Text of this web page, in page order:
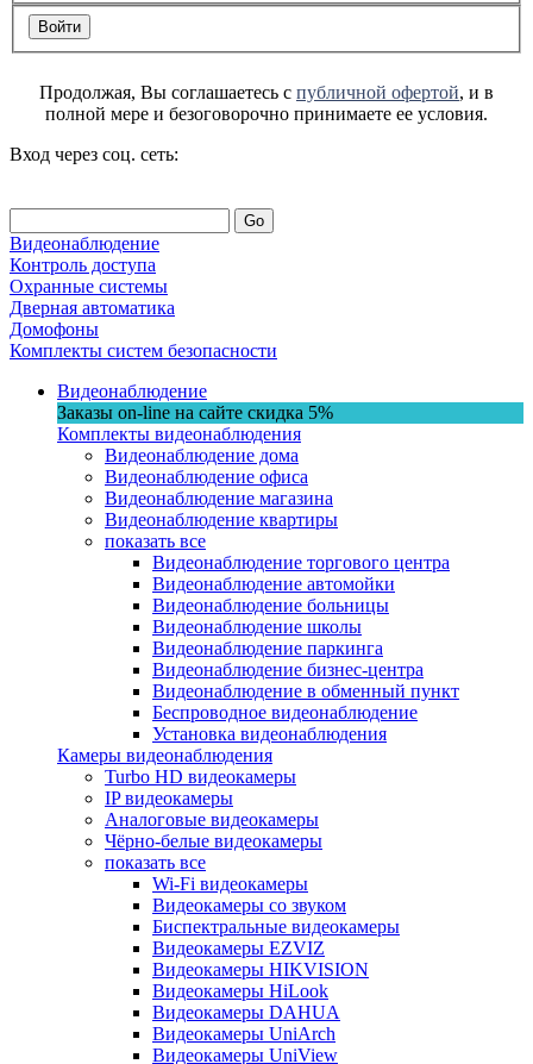
Продолжая, Вы соглашаетесь с публичной офертой, и в
полной мере и безоговорочно принимаете ее условия.
Вход через соц. сеть:
Go
Видеонаблюдение
Контроль доступа
Охранные системы
Дверная автоматика
Домофоны
Комплекты систем безопасности
Видеонаблюдение
Заказы on-line на сaйте скидка 5%
Комплекты видеонаблюдения
Видеонаблюдение дома
Видеонаблюдение офиса
Видеонаблюдение магазина
Видеонаблюдение квартиры
показать все
Видеонаблюдение торгового центра
Видеонаблюдение автомойки
Видеонаблюдение больницы
Видеонаблюдение школы
Видеонаблюдение паркинга
Видеонаблюдение бизнес-центра
Видеонаблюдение в обменный пункт
Беспроводное видеонаблюдение
Установка видеонаблюдения
Камеры видеонаблюдения
Turbo HD видеокамеры
IP видеокамеры
Аналоговые видеокамеры
Чёрно-белые видеокамеры
показать все
Wi-Fi видеокамеры
Видеокамеры со звуком
Биспектральные видеокамеры
Видеокамеры EZVIZ
Видеокамеры HIKVISION
Видеокамеры HiLook
Видеокамеры DAHUA
Видеокамеры UniArch
Видеокамеры UniView